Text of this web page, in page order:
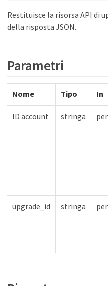
Restituisce la risorsa API di
della risposta JSON.
Parametri
Nome Tipo In
ID account stringa
upgrade_id stringa